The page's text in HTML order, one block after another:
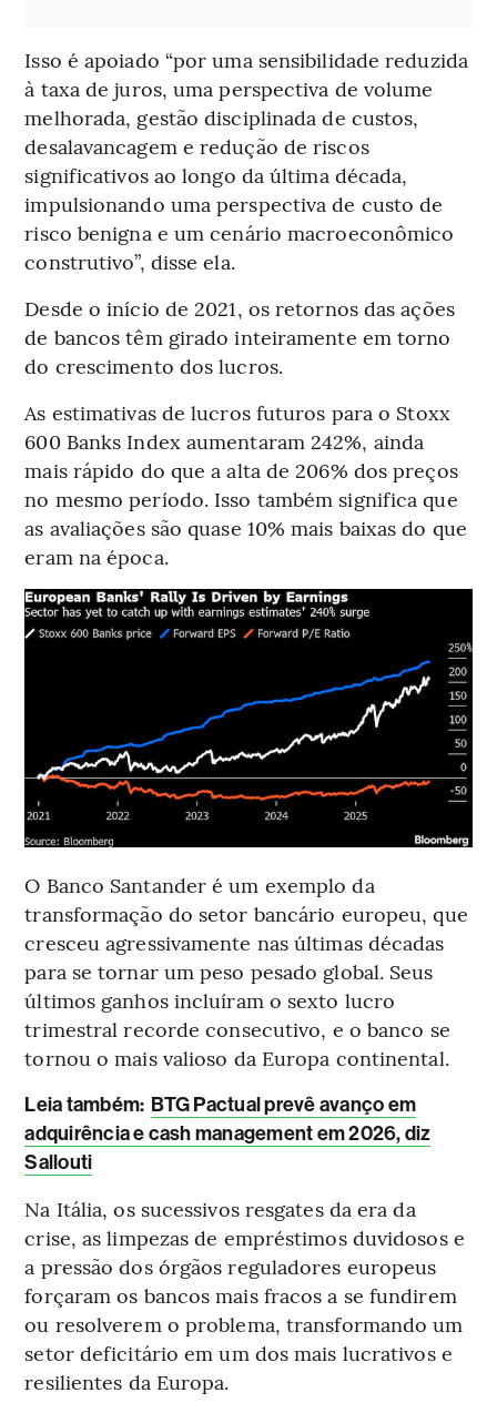
Isso é apoiado “por uma sensibilidade reduzida
à taxa de juros, uma perspectiva de volume
melhorada, gestão disciplinada de custos,
desalavancagem e redução de riscos
significativos ao longo da última década,
impulsionando uma perspectiva de custo de
risco benigna e um cenário macroeconômico
construtivo”, disse ela.
Desde o início de 2021, os retornos das ações
de bancos têm girado inteiramente em torno
do crescimento dos lucros.
As estimativas de lucros futuros para o Stoxx
600 Banks Index aumentaram 242%, ainda
mais rápido do que a alta de 206% dos preços
no mesmo período. Isso também significa que
as avaliações são quase 10% mais baixas do que
eram na época.
O Banco Santander é um exemplo da
transformação do setor bancário europeu, que
cresceu agressivamente nas últimas décadas
para se tornar um peso pesado global. Seus
últimos ganhos incluíram o sexto lucro
trimestral recorde consecutivo, e o banco se
tornou o mais valioso da Europa continental.
Leia também: BTG Pactual prevê avanço em
adquirência e cash management em 2026, diz
Sallouti
Na Itália, os sucessivos resgates da era da
crise, as limpezas de empréstimos duvidosos e
a pressão dos órgãos reguladores europeus
forçaram os bancos mais fracos a se fundirem
ou resolverem o problema, transformando um
setor deficitário em um dos mais lucrativos e
resilientes da Europa.